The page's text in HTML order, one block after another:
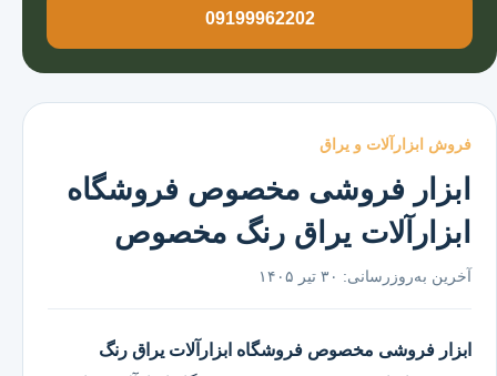
فروش ابزارآلات و یراق
ابزار فروشی مخصوص فروشگاه
ابزارآلات یراق رنگ مخصوص
آخرین به‌روزرسانی: ۳۰ تیر ۱۴۰۵
ابزار فروشی مخصوص فروشگاه ابزارآلات یراق رنگ
09199962202